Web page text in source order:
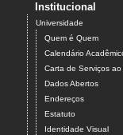
Institucional
Universidade
Quem é Quem
Calendário
Carta de Serviços ao
Dados Abertos
Endereços
Estatuto
Identidade Visual